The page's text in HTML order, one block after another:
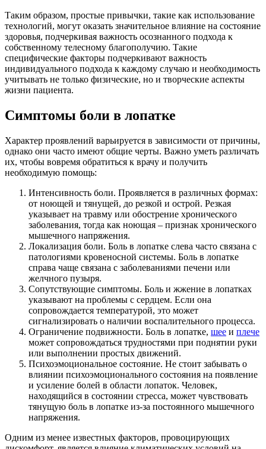
Таким образом, простые привычки, такие как использование
технологий, могут оказать значительное влияние на состояние
здоровья, подчеркивая важность осознанного подхода к
собственному телесному благополучию. Такие
специфические факторы подчеркивают важность
индивидуального подхода к каждому случаю и необходимость
учитывать не только физические, но и творческие аспекты
жизни пациента.
Симптомы боли в лопатке
Характер проявлений варьируется в зависимости от причины,
однако они часто имеют общие черты. Важно уметь различать
их, чтобы вовремя обратиться к врачу и получить
необходимую помощь:
Интенсивность боли. Проявляется в различных формах:
от ноющей и тянущей, до резкой и острой. Резкая
указывает на травму или обострение хронического
заболевания, тогда как ноющая – признак хронического
мышечного напряжения.
Локализация боли. Боль в лопатке слева часто связана с
патологиями кровеносной системы. Боль в лопатке
справа чаще связана с заболеваниями печени или
желчного пузыря.
Сопутствующие симптомы. Боль и жжение в лопатках
указывают на проблемы с сердцем. Если она
сопровождается температурой, это может
сигнализировать о наличии воспалительного процесса.
Ограничение подвижности. Боль в лопатке, шее и плече
может сопровождаться трудностями при поднятии руки
или выполнении простых движений.
Психоэмоциональное состояние. Не стоит забывать о
влиянии психоэмоционального состояния на появление
и усиление болей в области лопаток. Человек,
находящийся в состоянии стресса, может чувствовать
тянущую боль в лопатке из-за постоянного мышечного
напряжения.
Одним из менее известных факторов, провоцирующих